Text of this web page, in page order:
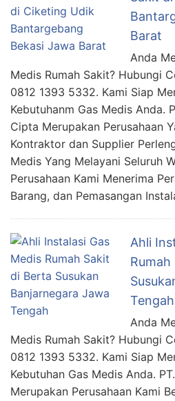
Barat
Anda
Medis Rumah Sakit? Hubungi
0812 1393 5332. Kami Siap
Kebutuhanm Gas Medis Anda.
Cipta Merupakan Perusahaan
Kontraktor dan Supplier
Medis Yang Melayani Seluruh
Perusahaan Kami Menerima
Barang, dan Pemasangan
Ahli
Tengah
Anda
Medis Rumah Sakit? Hubungi
0812 1393 5332. Kami Siap
Kebutuhan Gas Medis Anda.
Merupakan Perusahaan Kami